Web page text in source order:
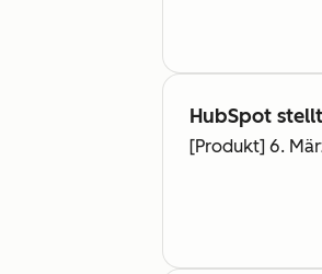
HubSpot
[Produkt] 6.